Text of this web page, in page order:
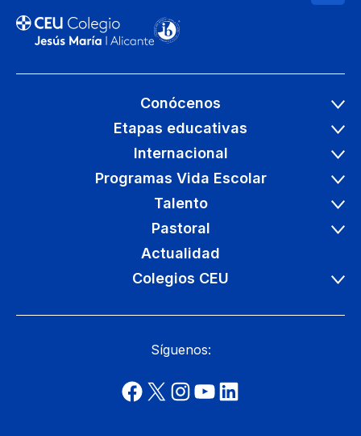
Conócenos
Etapas educativas
Internacional
Programas Vida Escolar
Talento
Pastoral
Actualidad
Colegios CEU
Síguenos: